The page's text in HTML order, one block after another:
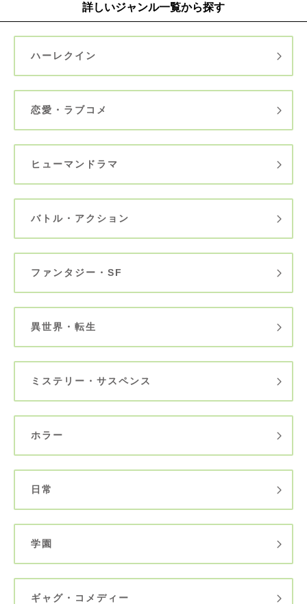
詳しいジャンル一覧から探す
ハーレクイン
恋愛・ラブコメ
ヒューマンドラマ
バトル・アクション
ファンタジー・SF
異世界・転生
ミステリー・サスペンス
ホラー
日常
学園
ギャグ・コメディー